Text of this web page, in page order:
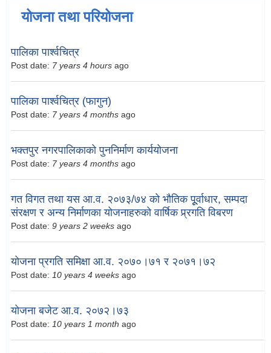
योजना तथा परियोजना
पालिका पार्श्वचित्र
Post date: 7 years 4 hours ago
पालिका पार्श्वचित्र (फागुन)
Post date: 7 years 4 months ago
भक्तपुर नगरपालिकाको पुननिर्माण कार्ययोजना
Post date: 7 years 4 months ago
गत विगत तथा यस आ.व. २०७३/७४ को भौतिक पूूर्वाधार, सम्पदा
संरक्षण र अन्य निर्माणका योजनाहरुको वार्षिक प्र्रगति विबरण
Post date: 9 years 2 weeks ago
योजना प्रगति समिक्षा आ.व. २०७०।७१ र २०७१।७२
Post date: 10 years 4 weeks ago
योजना बजेट आ.व. २०७२।७३
Post date: 10 years 1 month ago